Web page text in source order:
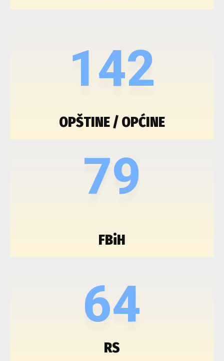
142
OPŠTINE / OPĆINE
79
FBiH
64
RS